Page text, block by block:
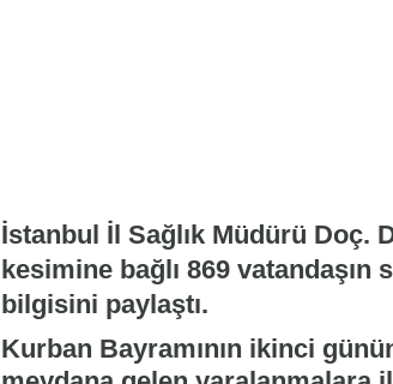
İstanbul İl Sağlık Müdürü Doç.
kesimine bağlı 869 vatandaşın
bilgisini paylaştı.
Kurban Bayramının ikinci